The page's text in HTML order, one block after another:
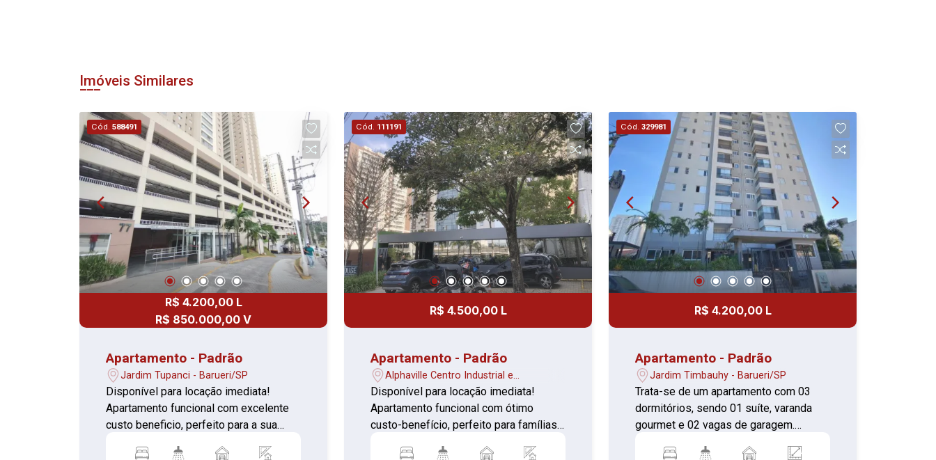
Imóveis Similares
Cód. 588491
R$ 4.200,00 L
R$ 850.000,00 V
Apartamento - Padrão
Jardim Tupanci - Barueri/SP
Disponível para locação imediata!
Apartamento funcional com excelente
custo beneficio, perfeito para a sua
Cód. 111191
R$ 4.500,00 L
Apartamento - Padrão
Alphaville Centro Industrial e
Empresarial/Alphaville. - Barueri/SP
Disponível para locação imediata!
Apartamento funcional com ótimo
custo-benefício, perfeito para famílias
Cód. 329981
R$ 4.200,00 L
Apartamento - Padrão
Jardim Timbauhy - Barueri/SP
Trata-se de um apartamento com 03
dormitórios, sendo 01 suíte, varanda
gourmet e 02 vagas de garagem.